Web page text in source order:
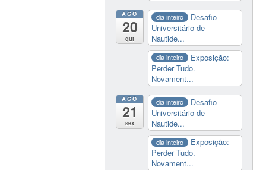
AGO
20
qui
dia inteiro
Desafio
Universitário de
Nautide...
dia inteiro
Exposição:
Perder Tudo.
Novament...
AGO
21
sex
dia inteiro
Desafio
Universitário de
Nautide...
dia inteiro
Exposição:
Perder Tudo.
Novament...